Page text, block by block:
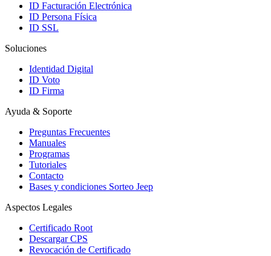
ID Facturación Electrónica
ID Persona Física
ID SSL
Soluciones
Identidad Digital
ID Voto
ID Firma
Ayuda & Soporte
Preguntas Frecuentes
Manuales
Programas
Tutoriales
Contacto
Bases y condiciones Sorteo Jeep
Aspectos Legales
Certificado Root
Descargar CPS
Revocación de Certificado